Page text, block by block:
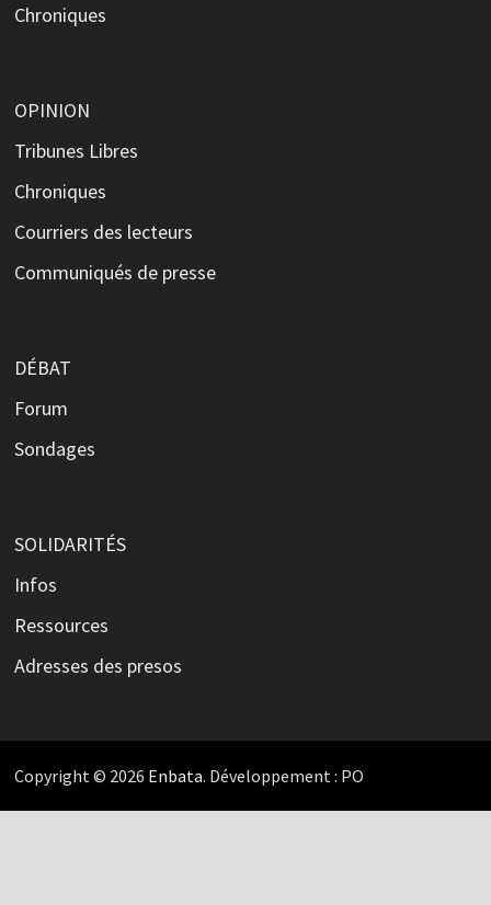
Chroniques
OPINION
Tribunes Libres
Chroniques
Courriers des lecteurs
Communiqués de presse
DÉBAT
Forum
Sondages
SOLIDARITÉS
Infos
Ressources
Adresses des presos
Copyright © 2026 Enbata. Développement : PO